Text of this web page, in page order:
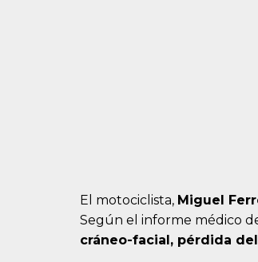
El motociclista, Miguel
Según el informe médico
cráneo-facial, pérdida